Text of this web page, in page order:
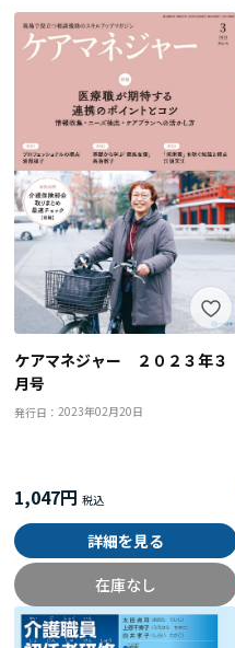
ケアマネジャー ２０２３年３
月号
発行日：2023年02月20日
1,047円
詳細を見る
在庫なし